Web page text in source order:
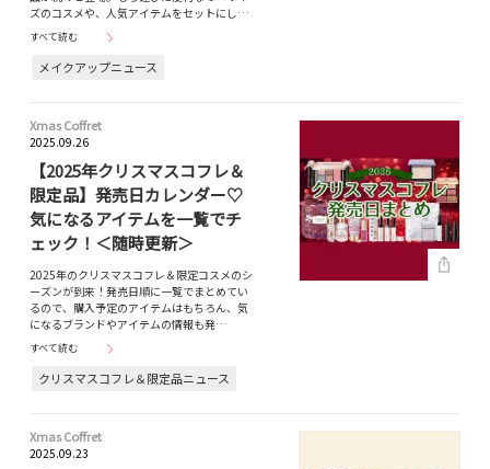
ズのコスメや、人気アイテムをセットにし…
すべて読む
メイクアップニュース
Xmas Coffret
2025.09.26
【2025年クリスマスコフレ＆
限定品】発売日カレンダー♡
気になるアイテムを一覧でチ
ェック！＜随時更新＞
2025年のクリスマスコフレ＆限定コスメのシ
ーズンが到来！発売日順に一覧でまとめてい
るので、購入予定のアイテムはもちろん、気
になるブランドやアイテムの情報も発…
すべて読む
クリスマスコフレ＆限定品ニュース
Xmas Coffret
2025.09.23